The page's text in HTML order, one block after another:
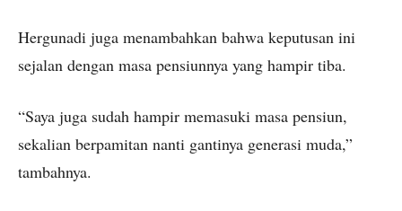
Hergunadi juga menambahkan bahwa keputusan ini
sejalan dengan masa pensiunnya yang hampir tiba.
“Saya juga sudah hampir memasuki masa pensiun,
sekalian berpamitan nanti gantinya generasi muda,”
tambahnya.